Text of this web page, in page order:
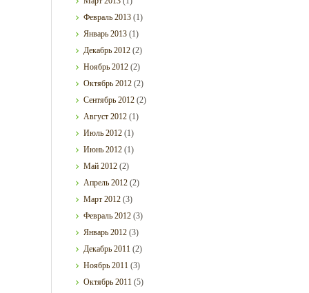
Февраль2013 (1)
Январь2013 (1)
Декабрь2012 (2)
Ноябрь2012 (2)
Октябрь2012 (2)
Сентябрь2012 (2)
Август2012 (1)
Июль2012 (1)
Июнь2012 (1)
Май2012 (2)
Апрель2012 (2)
Март2012 (3)
Февраль2012 (3)
Январь2012 (3)
Декабрь2011 (2)
Ноябрь2011 (3)
Октябрь2011 (5)